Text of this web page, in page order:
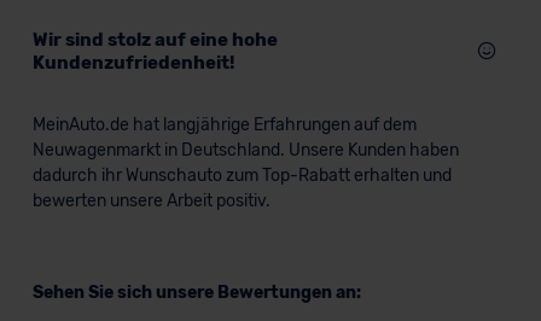
Wir sind stolz auf eine hohe
Kundenzufriedenheit!
MeinAuto.de hat langjährige Erfahrungen auf dem
Neuwagenmarkt in Deutschland. Unsere Kunden haben
dadurch ihr Wunschauto zum Top-Rabatt erhalten und
bewerten unsere Arbeit positiv.
Sehen Sie sich unsere Bewertungen an: